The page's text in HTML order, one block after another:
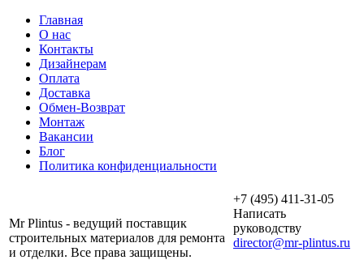
Главная
О нас
Контакты
Дизайнерам
Оплата
Доставка
Обмен-Возврат
Монтаж
Вакансии
Блог
Политика конфиденциальности
Mr Plintus - ведущий поставщик
строительных материалов для ремонта
и отделки. Все права защищены.
+7 (495) 411-31-05
Написать
руководству
director@mr-plintus.ru